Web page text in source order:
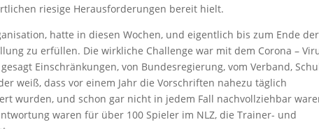
riesige Herausforderungen bereit hielt.
hatte in diesen Wochen, und eigentlich bis zum Ende der
zu erfüllen. Die wirkliche Challenge war mit dem Corona –
Einschränkungen, von Bundesregierung, vom Verband,
weiß, dass vor einem Jahr die Vorschriften nahezu täglich
wurden, und schon gar nicht in jedem Fall nachvollziehbar
waren für über 100 Spieler im NLZ, die Trainer- und